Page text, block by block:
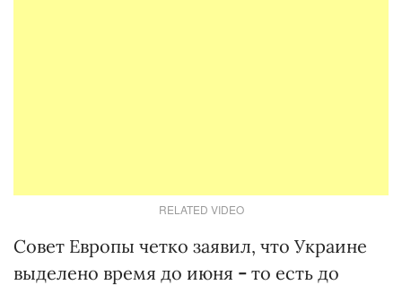
RELATED VIDEO
Совет Европы четко заявил, что Украине
выделено время до июня - то есть до